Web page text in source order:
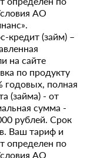
АО
кредит (займ) –
на сайте
по продукту
годовых, полная
(займа) - от
сумма -
рублей. Срок
Ваш тариф и
определен по
АО